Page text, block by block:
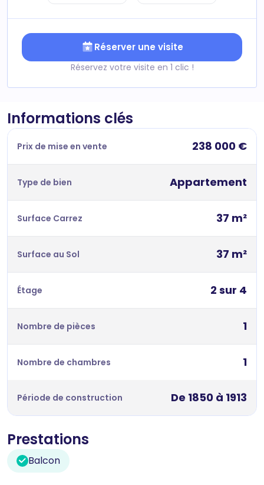
Réserver une visite
Réservez votre visite en 1 clic !
Informations clés
Prix de mise en vente 238 000 €
Type de bien Appartement
Surface Carrez 37 m²
Surface au Sol 37 m²
Étage 2 sur 4
Nombre de pièces 1
Nombre de chambres 1
Période de construction De 1850 à 1913
Prestations
Balcon